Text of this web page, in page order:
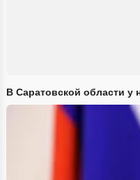
В Саратовской области